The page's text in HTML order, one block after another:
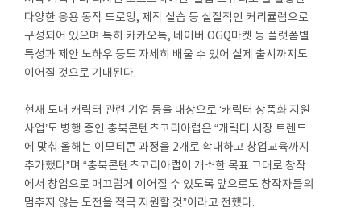
다양한 응용 동작 드로잉, 제작 실습 등 실질적인 커리큘럼으로
구성되어 있으며 특히 카카오톡, 네이버 OGQ마켓 등 플랫폼별
특성과 제안 노하우 등도 자세히 배울 수 있어 실제 출시까지도
이어질 것으로 기대된다.
현재 도내 캐릭터 관련 기업 등을 대상으로 ‘캐릭터 상품화 지원
사업’도 병행 중인 충북콘텐츠코리아랩은 “캐릭터 시장 트렌드
에 맞춰 올해는 이모티콘 과정을 2개로 확대하고 창업교육까지
추가했다”며 “충북콘텐츠코리아랩이 개소한 목표 그대로 창작
에서 창업으로 매끄럽게 이어질 수 있도록 앞으로도 창작자들의
멈추지 않는 도전을 적극 지원할 것”이라고 전했다.